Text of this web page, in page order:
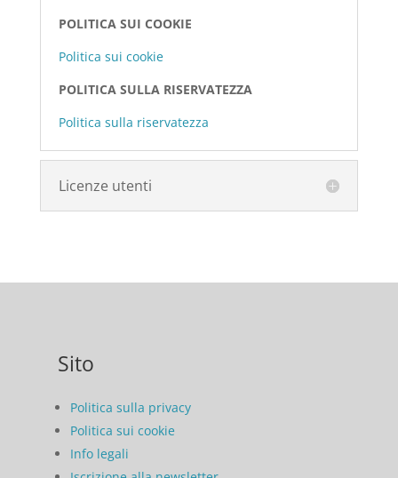
POLITICA SUI COOKIE
Politica sui cookie
POLITICA SULLA RISERVATEZZA
Politica sulla riservatezza
Licenze utenti
Sito
Politica sulla privacy
Politica sui cookie
Info legali